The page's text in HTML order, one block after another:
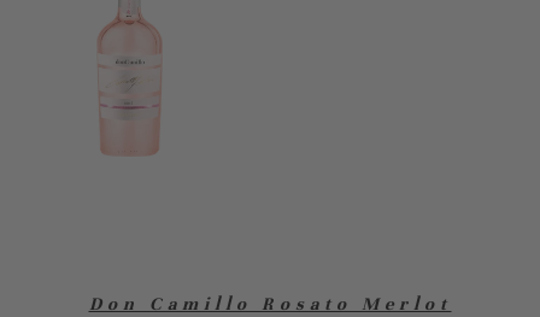
Don Camillo Rosato Merlot